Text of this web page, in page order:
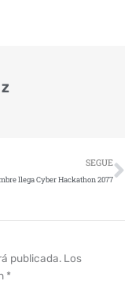
SEGUE
llega Cyber Hackathon 2077
publicada. Los
*